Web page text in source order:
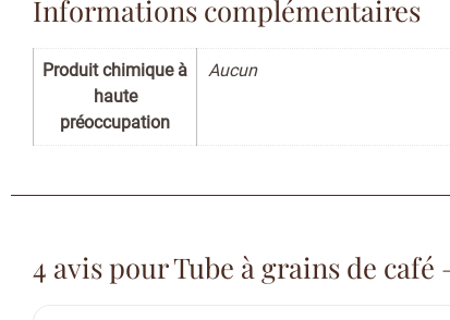
Informations complémentaires
Produit chimique à
haute
préoccupation
Aucun
4 avis pourTube à grains de